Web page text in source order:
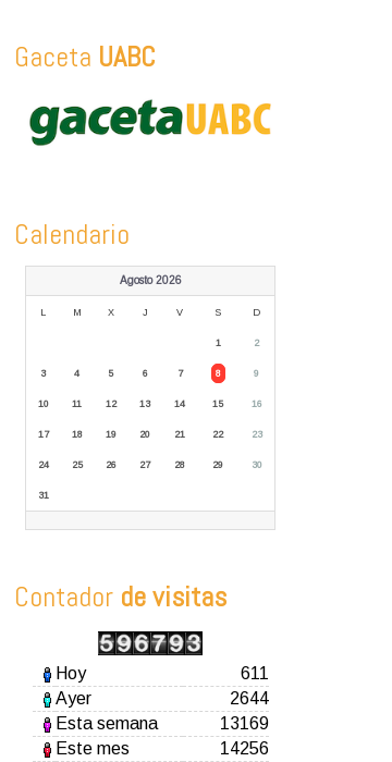
Gaceta UABC
Calendario
Agosto 2026
L M X J V S D
1 2
3 4 5 6 7 8 9
10 11 12 13 14 15 16
17 18 19 20 21 22 23
24 25 26 27 28 29 30
31
Contador de visitas
Hoy
611
Ayer
2644
Esta semana
13169
Este mes
14256